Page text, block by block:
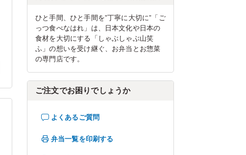
ひと手間、ひと手間を”丁寧に大切に”「ご
っつ食べなはれ」は、日本文化や日本の
食材を大切にする「しゃぶしゃぶ山笑
ふ」の想いを受け継ぐ、お弁当とお惣菜
の専門店です。
ご注文でお困りでしょうか
よくあるご質問
弁当一覧を印刷する